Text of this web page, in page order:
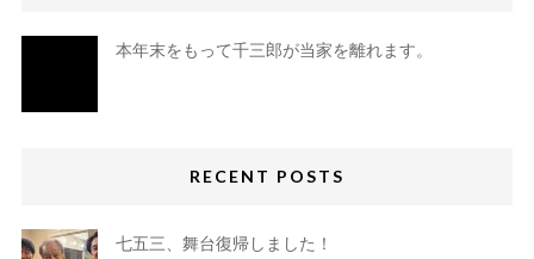
本年末をもって千三郎が当家を離れます。
RECENT POSTS
七五三、舞台復帰しました！